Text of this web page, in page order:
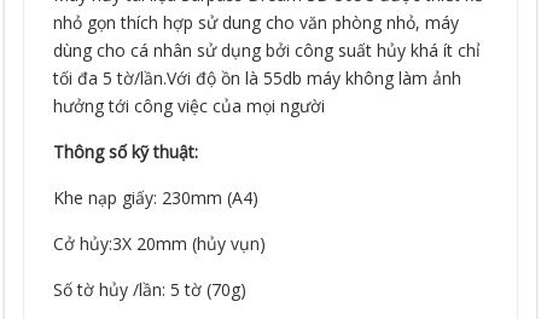
nhỏ gọn thích hợp sử dung cho văn phòng nhỏ, máy
dùng cho cá nhân sử dụng bởi công suất hủy khá ít chỉ
tối đa 5 tờ/lần.Với độ ồn là 55db máy không làm ảnh
hưởng tới công việc của mọi người
Thông số kỹ thuật:
Khe nạp giấy: 230mm (A4)
Cở hủy:3X 20mm (hủy vụn)
Số tờ hủy /lần: 5 tờ (70g)